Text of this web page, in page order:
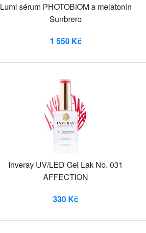
Lumi sérum PHOTOBIOM a melatonin
Sunbrero
1 550 Kč
Inveray UV/LED Gel Lak No. 031
AFFECTION
330 Kč